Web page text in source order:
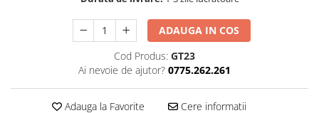
ADAUGA IN COS
Cod Produs: GT23
Ai nevoie de ajutor? 0775.262.261
Adauga la Favorite Cere informatii